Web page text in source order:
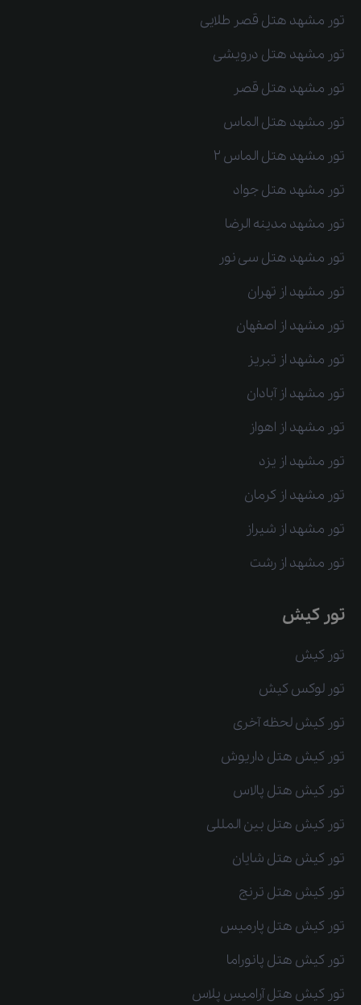
تور مشهد هتل قصر طلایی
تور مشهد هتل درویشی
تور مشهد هتل قصر
تور مشهد هتل الماس
تور مشهد هتل الماس 2
تور مشهد هتل جواد
تور مشهد مدینه الرضا
تور مشهد هتل سی نور
تور مشهد از تهران
تور مشهد از اصفهان
تور مشهد از تبریز
تور مشهد از آبادان
تور مشهد از اهواز
تور مشهد از یزد
تور مشهد از کرمان
تور مشهد از شیراز
تور مشهد از رشت
تور کیش
تور کیش
تور لوکس کیش
تور کیش لحظه آخری
تور کیش هتل داریوش
تور کیش هتل پالاس
تور کیش هتل بین المللی
تور کیش هتل شایان
تور کیش هتل ترنج
تور کیش هتل پارمیس
تور کیش هتل پانوراما
تور کیش هتل آرامیس پلاس